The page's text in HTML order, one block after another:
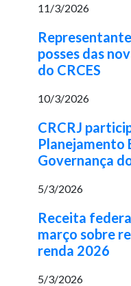
11/3/2026
posses das
do CRCES
10/3/2026
CRCRJ
Planejamento
Governança
5/3/2026
Receita
março sobre
renda 2026
5/3/2026